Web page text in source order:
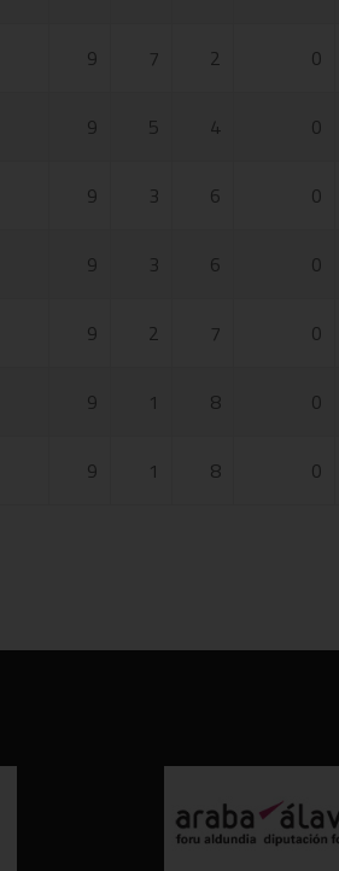
9 7 2 0
9 5 4 0
9 3 6 0
9 3 6 0
9 2 7 0
9 1 8 0
9 1 8 0